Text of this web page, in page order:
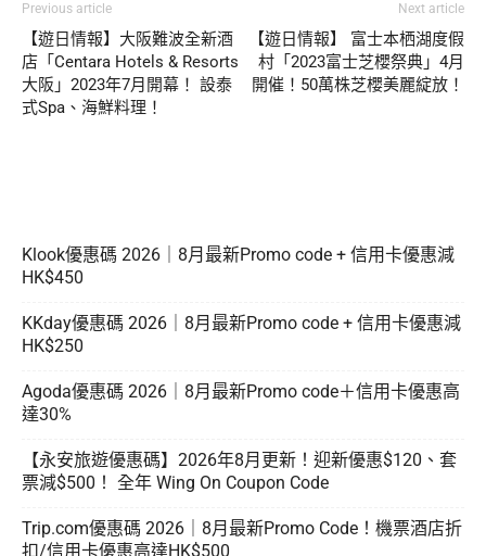
Previous article
【遊日情報】大阪難波全新酒
店「Centara Hotels & Resorts
大阪」2023年7月開幕！ 設泰
式Spa、海鮮料理！
Next article
【遊日情報】 富士本栖湖度假
村「2023富士芝櫻祭典」4月
開催！50萬株芝櫻美麗綻放！
Klook優惠碼 2026｜8月最新Promo code + 信用卡優惠減
HK$450
KKday優惠碼 2026｜8月最新Promo code + 信用卡優惠減
HK$250
Agoda優惠碼 2026｜8月最新Promo code＋信用卡優惠高
達30%
【永安旅遊優惠碼】2026年8月更新！迎新優惠$120、套
票減$500！ 全年 Wing On Coupon Code
Trip.com優惠碼 2026｜8月最新Promo Code！機票酒店折
扣/信用卡優惠高達HK$500